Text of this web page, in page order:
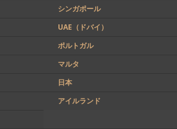
シンガポール
UAE（ドバイ）
ポルトガル
マルタ
日本
アイルランド